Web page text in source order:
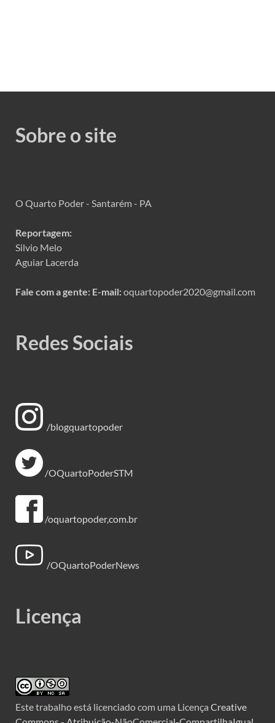
Sobre o site
O Quarto Poder - Santarém - PA
Reportagem:
Silvio Melo
Aguiar Lacerda
Fale com a gente: E-mail:oquartopoder2020@gmail.com
Redes Sociais
/blogquartopoder
/OQuartoPoderSTM
/oquartopoder,com.br
/OQuartoPoderNews
Licença
Este trabalho está licenciado com uma Licença Creative